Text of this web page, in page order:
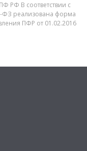
РФ В соответствии с
ФЗ реализована форма
ПФР от 01.02.2016